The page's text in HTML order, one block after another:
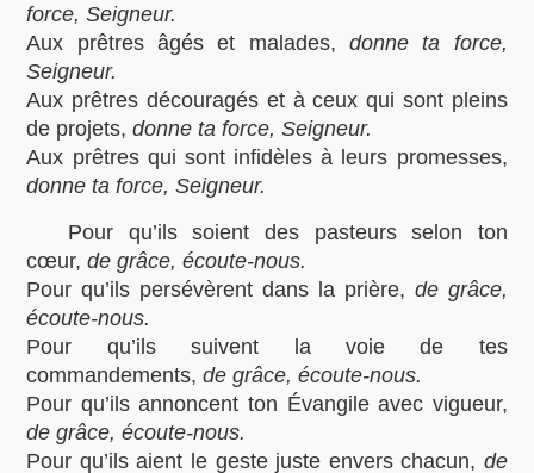
force, Seigneur.
Aux prêtres âgés et malades, donne ta force,
Seigneur.
Aux prêtres découragés et à ceux qui sont pleins
de projets,donne ta force, Seigneur.
Aux prêtres qui sont infidèles à leurs promesses,
donne ta force, Seigneur.
Pour qu’ils soient des pasteurs selon ton
cœur,de grâce, écoute-nous.
Pour qu’ils persévèrent dans la prière, de grâce,
écoute-nous.
Pour qu’ils suivent la voie de tes
commandements, de grâce, écoute-nous.
Pour qu’ils annoncent ton Évangile avec vigueur,
de grâce, écoute-nous.
Pour qu’ils aient le geste juste envers chacun, de